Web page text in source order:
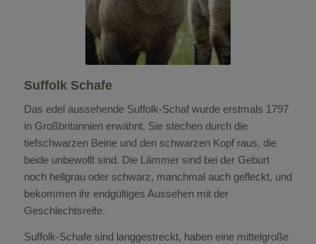
Suffolk Schafe
Das edel aussehende Suffolk-Schaf wurde erstmals 1797
in Großbritannien erwähnt. Sie stechen durch die
tiefschwarzen Beine und den schwarzen Kopf raus, die
beide unbewollt sind. Die Lämmer sind bei der Geburt
noch hellgrau oder schwarz, manchmal auch gefleckt, und
bekommen ihr endgültiges Aussehen mit der
Geschlechtsreife.
Suffolk-Schafe sind langgestreckt, haben eine mittelgroße